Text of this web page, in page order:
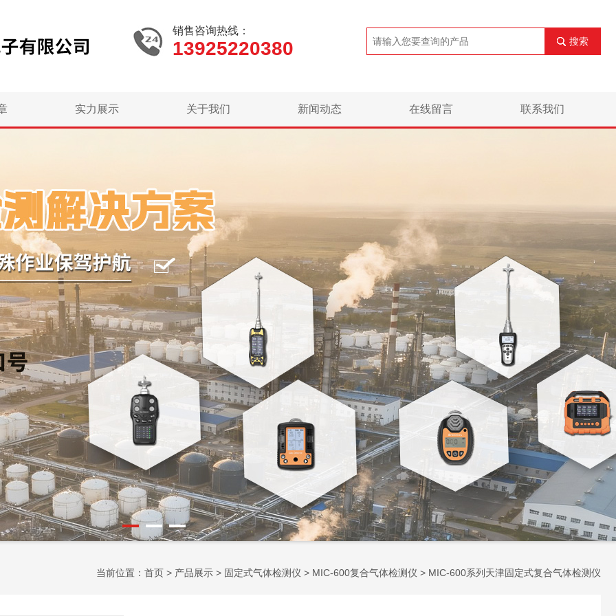
销售咨询热线：
13925220380 搜索
实力展示 关于我们 新闻动态 在线留言 联系我们
当前位置： 首页 > 产品展示 > 固定式气体检测仪 > MIC-600复合气体检测仪 > MIC-600系列天津固定式复合气体检测仪